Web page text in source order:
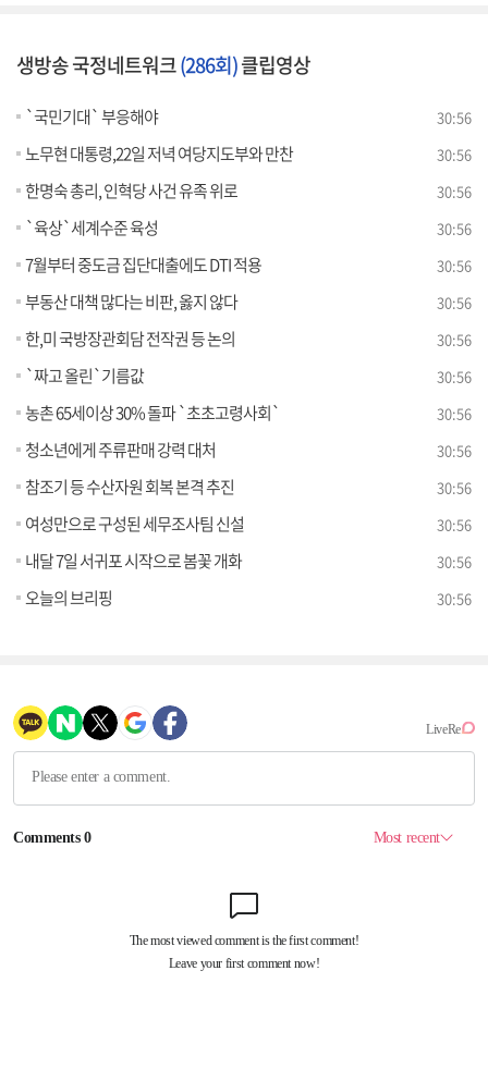
생방송 국정네트워크(286회)클립영상
`국민기대` 부응해야 30:56
노무현 대통령,22일 저녁 여당지도부와 만찬 30:56
한명숙 총리, 인혁당 사건 유족 위로 30:56
`육상`세계수준 육성 30:56
7월부터 중도금 집단대출에도 DTI 적용 30:56
부동산 대책 많다는 비판, 옳지 않다 30:56
한,미 국방장관회담 전작권 등 논의 30:56
`짜고 올린`기름값 30:56
농촌 65세이상 30% 돌파 `초초고령사회` 30:56
청소년에게 주류판매 강력 대처 30:56
참조기 등 수산자원 회복 본격 추진 30:56
여성만으로 구성된 세무조사팀 신설 30:56
내달 7일 서귀포 시작으로 봄꽃 개화 30:56
오늘의 브리핑 30:56